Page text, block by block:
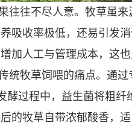
往往不尽人意。牧草虽
吸收率极低，还易引发
加人工与管理成本，这
统牧草饲喂的痛点。通
酵过程中，益生菌将粗
的牧草自带浓郁酸香，